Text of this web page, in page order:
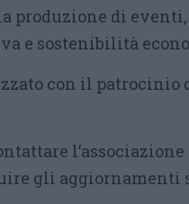
produzione di
e sostenibilità
con il patrocinio
gli aggiornamenti